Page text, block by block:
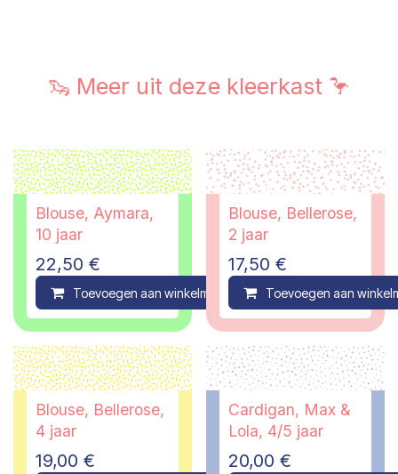
🦦 Meer uit deze kleerkast 🦩
Blouse, Aymara,
10 jaar
22,50 €
Toevoegen aan winkelmandje Compare
Blouse, Bellerose,
2 jaar
17,50 €
Toevoegen aan
Blouse, Bellerose,
4 jaar
19,00 €
Cardigan, Max &
Lola, 4/5 jaar
20,00 €